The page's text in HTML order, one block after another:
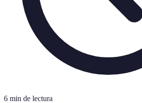
6 min de lectura